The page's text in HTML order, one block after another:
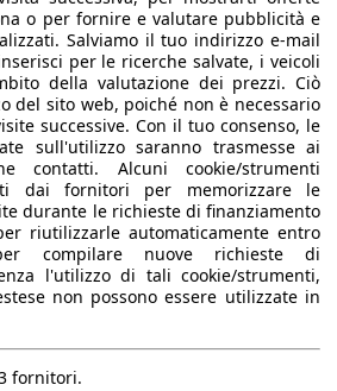
il mercato auto europeo.
o per fornire e valutare pubblicità e
Salviamo il tuo indirizzo e-mail
per le ricerche salvate, i veicoli
della valutazione dei prezzi. Ciò
del sito web, poiché non è necessario
successive. Con il tuo consenso, le
sull'utilizzo saranno trasmesse ai
contatti. Alcuni cookie/strumenti
dai fornitori per memorizzare le
durante le richieste di finanziamento
riutilizzarle automaticamente entro
compilare nuove richieste di
l'utilizzo di tali cookie/strumenti,
non possono essere utilizzate in
fornitori.